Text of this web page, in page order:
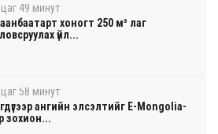
49 минут
хоногт 250 м³ лаг
үйл...
58 минут
ангийн элсэлтийг E-Mongolia-
зохион...